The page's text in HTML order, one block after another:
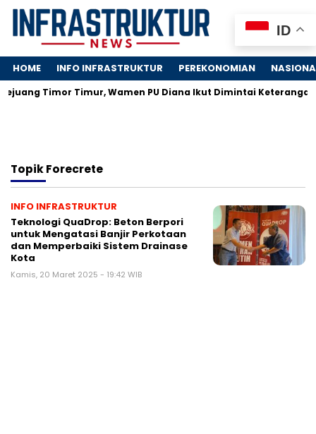
HOME INFO INFRASTRUKTUR PEREKONOMIAN
Timor Timur, Wamen PU Diana Ikut Dimintai Keterangan
TopikForecrete
INFO INFRASTRUKTUR
Teknologi QuaDrop: Beton Berpori
untuk Mengatasi Banjir Perkotaan
dan Memperbaiki Sistem Drainase
Kota
Kamis, 20 Maret 2025 - 19:42 WIB
ID